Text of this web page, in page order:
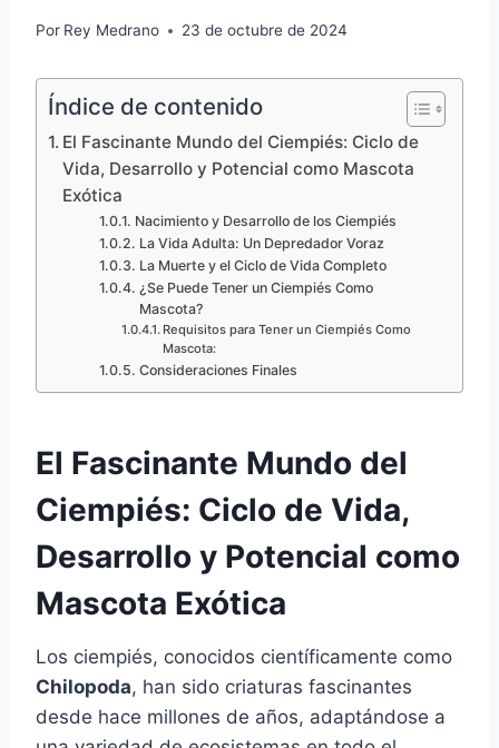
Por Rey Medrano 23 de octubre de 2024
Índice de contenido
El Fascinante Mundo del Ciempiés: Ciclo de
Vida, Desarrollo y Potencial como Mascota
Exótica
Nacimiento y Desarrollo de los Ciempiés
La Vida Adulta: Un Depredador Voraz
La Muerte y el Ciclo de Vida Completo
¿Se Puede Tener un Ciempiés Como
Mascota?
Requisitos para Tener un Ciempiés Como
Mascota:
Consideraciones Finales
El Fascinante Mundo del
Ciempiés: Ciclo de Vida,
Desarrollo y Potencial como
Mascota Exótica
Los ciempiés, conocidos científicamente como
Chilopoda, han sido criaturas fascinantes
desde hace millones de años, adaptándose a